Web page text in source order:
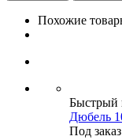
Похожие
Быстрый
Дюбель
Под заказ